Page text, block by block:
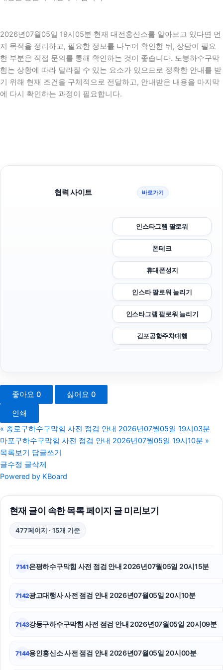
2026년07월05일 19시05분 현재 대전흥신소를 알아보고 있다면 먼
저 목적을 정리하고, 필요한 정보를 나누어 확인한 뒤, 상담이 필요
한 부분은 직접 문의를 통해 확인하는 것이 좋습니다. 도봉하수구막
힘는 상황에 따라 달라질 수 있는 요소가 있으므로 정확한 안내를 받
기 위해 현재 조건을 구체적으로 전달하고, 안내받은 내용을 마지막
에 다시 확인하는 과정이 필요합니다.
협력 사이트 바로가기
인스타그램 팔로워
폰테크
휴대폰성지
인스타 팔로워 늘리기
인스타그램 팔로워 늘리기
김포공항주차대행
트립닷컴할인코드
구로구하수구막힘
인스타 좋아요 구매
강남상간녀소송변호사
노원구하수구막힘
좋아요 0 싫어요 0
인쇄
« 종로구하수구막힘 사전 점검 안내 2026년07월05일 19시03분
마포구하수구막힘 사전 점검 안내 2026년07월05일 19시10분 »
목록보기
답글쓰기
글수정 글삭제
Powered by KBoard
현재 글이 속한 목록 페이지 글 미리보기
477페이지 · 15개 기준
7141은평하수구막힘 사전 점검 안내 2026년07월05일 20시15분
7142광고대행사 사전 점검 안내 2026년07월05일 20시10분
7143강동구하수구막힘 사전 점검 안내 2026년07월05일 20시09분
7144용인흥신소 사전 점검 안내 2026년07월05일 20시00분